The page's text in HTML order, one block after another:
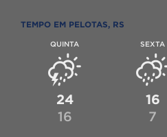
TEMPO EM PELOTAS, RS
QUINTA
24
16
SEXTA
16
7